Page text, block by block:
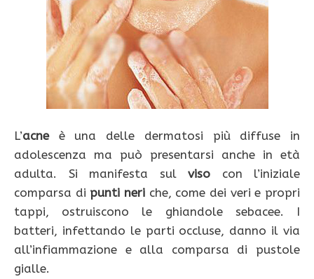
L’acneè una delle dermatosi più diffuse in
adolescenza ma può presentarsi anche in età
adulta. Si manifesta sul viso con l’iniziale
comparsa di punti neri che, come dei veri e propri
tappi, ostruiscono le ghiandole sebacee. I
batteri, infettando le parti occluse, danno il via
all’infiammazione e alla comparsa di pustole
gialle.